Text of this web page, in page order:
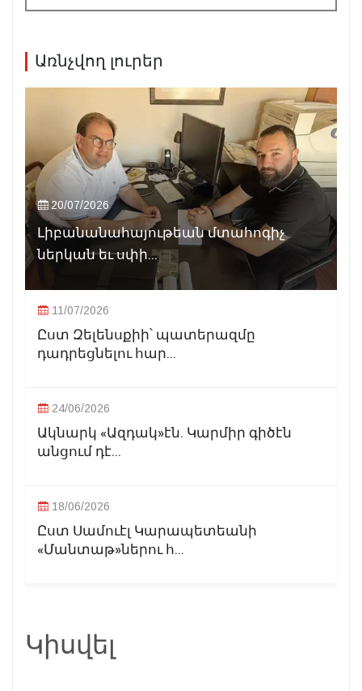
Առնչվող լուրեր
20/07/2026
Լիբանանահայութեան մտահոգիչ
ներկան եւ սփի...
11/07/2026
Ըստ Զելենսքիի՝ պատերազմը
դադրեցնելու հար...
24/06/2026
Ակնարկ «Ազդակ»էն. Կարմիր գիծէն
անցում դէ...
18/06/2026
Ըստ Սամուէլ Կարապետեանի
«Մանտաթ»ներու հ...
Կիսվել